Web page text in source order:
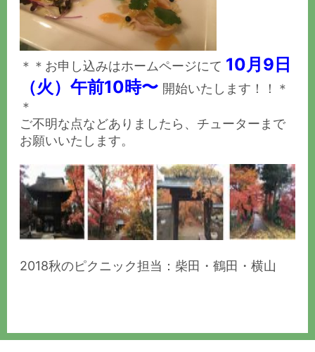
＊＊お申し込みはホームページにて 10月9日
（火）午前10時〜 開始いたします！！＊
＊
ご不明な点などありましたら、チューターまで
お願いいたします。
2018秋のピクニック担当：柴田・鶴田・横山